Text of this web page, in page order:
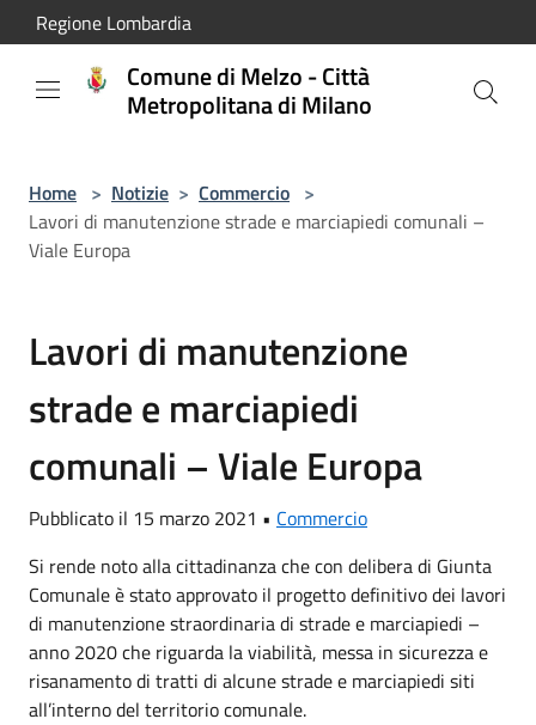
Salta al contenuto principale
Regione Lombardia
Comune di Melzo - Città
Metropolitana di Milano
Home > Notizie > Commercio >
Lavori di manutenzione strade e marciapiedi comunali –
Viale Europa
Lavori di manutenzione
strade e marciapiedi
comunali – Viale Europa
Pubblicato il 15 marzo 2021 • Commercio
Si rende noto alla cittadinanza che con delibera di Giunta
Comunale è stato approvato il progetto definitivo dei lavori
di manutenzione straordinaria di strade e marciapiedi –
anno 2020 che riguarda la viabilità, messa in sicurezza e
risanamento di tratti di alcune strade e marciapiedi siti
all’interno del territorio comunale.